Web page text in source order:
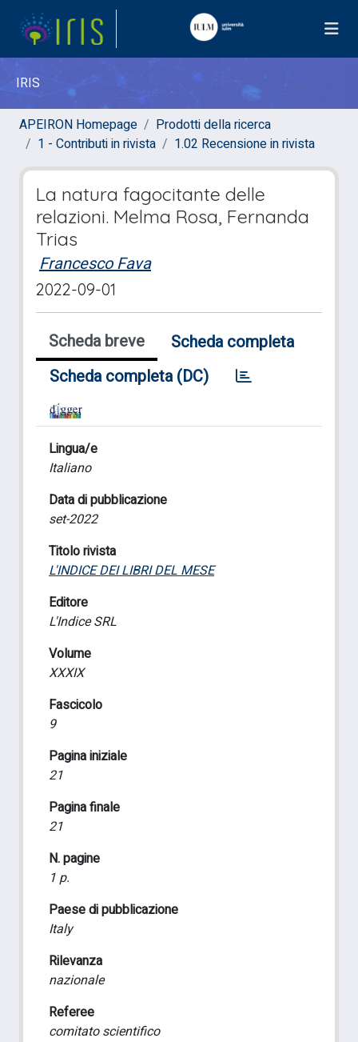
IRIS
APEIRON Homepage
Prodotti della ricerca
1 - Contributi in rivista
1.02 Recensione in rivista
La natura fagocitante delle
relazioni. Melma Rosa, Fernanda
Trias
Francesco Fava
2022-09-01
Scheda breve
Scheda completa
Scheda completa (DC)
Lingua/e
Italiano
Data di pubblicazione
set-2022
Titolo rivista
L'INDICE DEI LIBRI DEL MESE
Editore
L'Indice SRL
Volume
XXXIX
Fascicolo
9
Pagina iniziale
21
Pagina finale
21
N. pagine
1 p.
Paese di pubblicazione
Italy
Rilevanza
nazionale
Referee
comitato scientifico